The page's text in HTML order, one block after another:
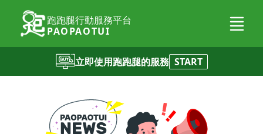
跑跑腿行動服務平台
PAOPAOTUI
立即使用跑跑腿的服務 START